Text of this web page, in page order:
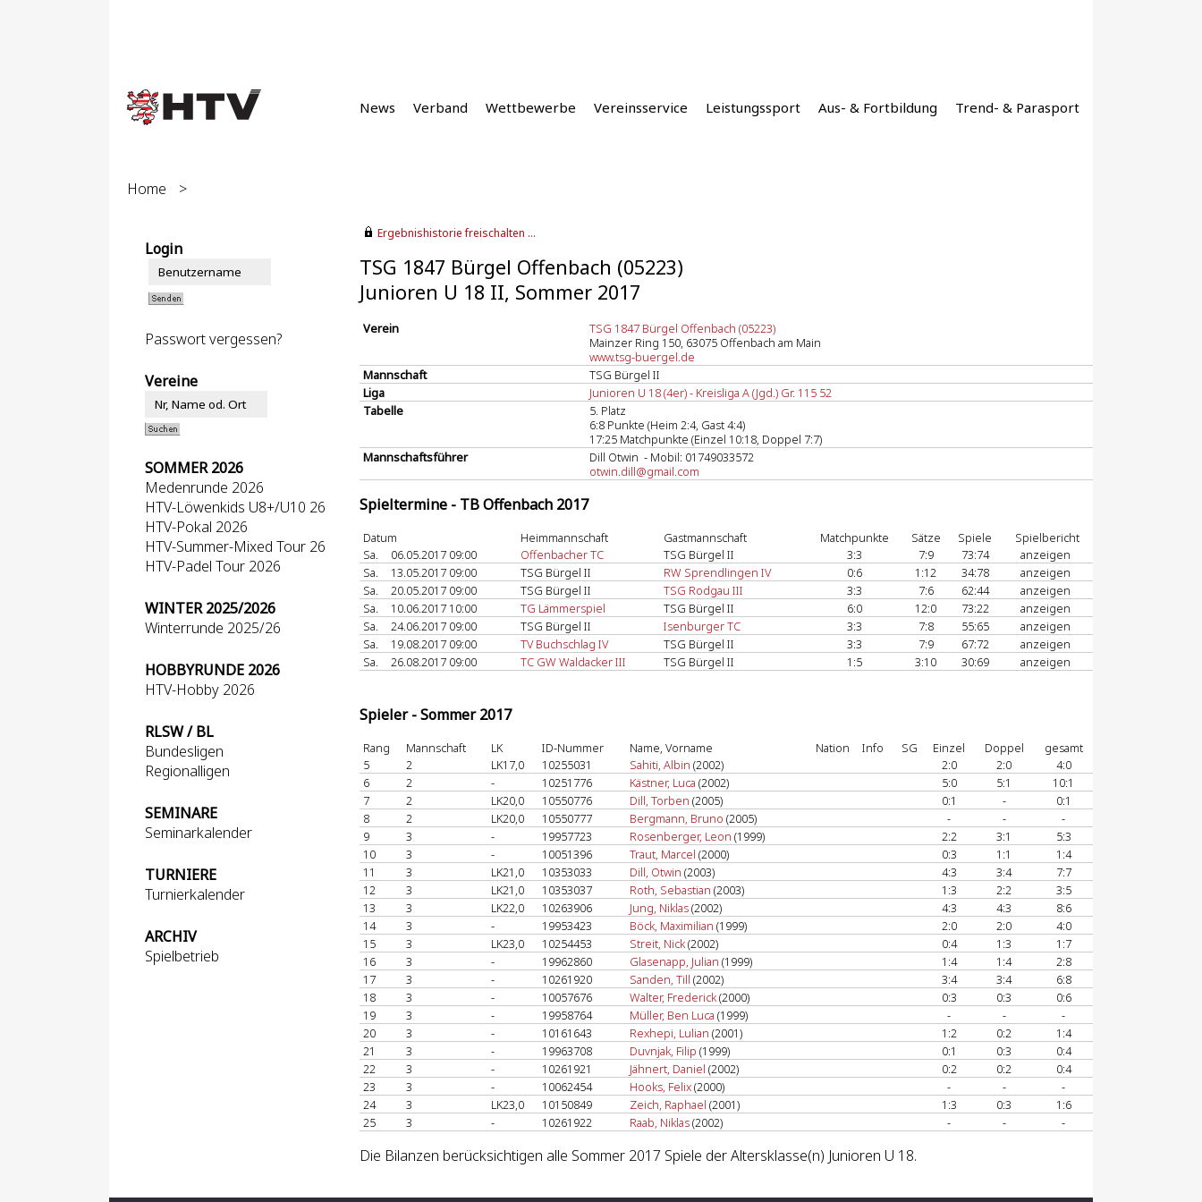
News Verband Wettbewerbe Vereinsservice Leistungssport Aus- & Fortbildung Trend- & Parasport
Home >
Login
Passwort vergessen?
Vereine
SOMMER 2026
Medenrunde 2026
HTV-Löwenkids U8+/U10 26
HTV-Pokal 2026
HTV-Summer-Mixed Tour 26
HTV-Padel Tour 2026
WINTER 2025/2026
Winterrunde 2025/26
HOBBYRUNDE 2026
HTV-Hobby 2026
RLSW / BL
Bundesligen
Regionalligen
SEMINARE
Seminarkalender
TURNIERE
Turnierkalender
ARCHIV
Spielbetrieb
Ergebnishistorie freischalten ...
TSG 1847 Bürgel Offenbach (05223)
Junioren U 18 II, Sommer 2017
Verein
TSG 1847 Bürgel Offenbach (05223)
Mainzer Ring 150, 63075 Offenbach am Main
www.tsg-buergel.de
Mannschaft
TSG Bürgel II
Liga
Junioren U 18 (4er) - Kreisliga A (Jgd.) Gr. 115 52
Tabelle
5. Platz
6:8 Punkte (Heim 2:4, Gast 4:4)
17:25 Matchpunkte (Einzel 10:18, Doppel 7:7)
Mannschaftsführer
Dill Otwin - Mobil: 01749033572
otwin.dill@gmail.com
Spieltermine - TB Offenbach 2017
Datum Heimmannschaft Gastmannschaft Matchpunkte Sätze Spiele
Spielbericht
Sa.
06.05.2017 09:00 Offenbacher TC TSG Bürgel II 3:3 7:9 73:74
anzeigen
Sa.
13.05.2017 09:00 TSG Bürgel II RW Sprendlingen IV 0:6 1:12 34:78
anzeigen
Sa.
20.05.2017 09:00 TSG Bürgel II TSG Rodgau III 3:3 7:6 62:44
anzeigen
Sa.
10.06.2017 10:00 TG Lämmerspiel TSG Bürgel II 6:0 12:0 73:22
anzeigen
Sa.
24.06.2017 09:00 TSG Bürgel II Isenburger TC 3:3 7:8 55:65
anzeigen
Sa.
19.08.2017 09:00 TV Buchschlag IV TSG Bürgel II 3:3 7:9 67:72
anzeigen
Sa.
26.08.2017 09:00 TC GW Waldacker III TSG Bürgel II 1:5 3:10 30:69 anzeigen
Spieler - Sommer 2017
Rang Mannschaft LK ID-Nummer Name, Vorname Nation Info SG Einzel Doppel
gesamt
5
2 LK17,0 10255031 Sahiti, Albin (2002) 2:0 2:0
4:0
6
2 - 10251776 Kästner, Luca (2002) 5:0 5:1
10:1
7
2 LK20,0 10550776 Dill, Torben (2005) 0:1 -
0:1
8
2 LK20,0 10550777 Bergmann, Bruno (2005) - -
-
9
3 - 19957723 Rosenberger, Leon (1999) 2:2 3:1
5:3
10
3 - 10051396 Traut, Marcel (2000) 0:3 1:1
1:4
11
3 LK21,0 10353033 Dill, Otwin (2003) 4:3 3:4
7:7
12
3 LK21,0 10353037 Roth, Sebastian (2003) 1:3 2:2
3:5
13
3 LK22,0 10263906 Jung, Niklas(2002) 4:3 4:3
8:6
14
3 - 19953423 Böck, Maximilian (1999) 2:0 2:0
4:0
15
3 LK23,0 10254453 Streit, Nick(2002) 0:4 1:3
1:7
16
3 - 19962860 Glasenapp, Julian (1999) 1:4 1:4
2:8
17
3 - 10261920 Sanden, Till (2002) 3:4 3:4
6:8
18
3 - 10057676 Walter, Frederick(2000) 0:3 0:3
0:6
19
3 - 19958764 Müller, Ben Luca (1999) - -
-
20
3 - 10161643 Rexhepi, Lulian (2001) 1:2 0:2
1:4
21
3 - 19963708 Duvnjak, Filip (1999) 0:1 0:3
0:4
22
3 - 10261921 Jähnert, Daniel (2002) 0:2 0:2
0:4
23
3 - 10062454 Hooks, Felix(2000) - -
-
24
3 LK23,0 10150849 Zeich, Raphael (2001) 1:3 0:3
1:6
25
3 - 10261922 Raab, Niklas(2002) - - -
Die Bilanzen berücksichtigen alle Sommer 2017 Spiele der Altersklasse(n) Junioren U 18.